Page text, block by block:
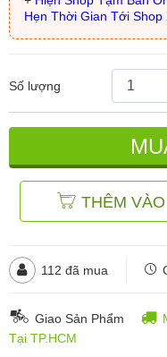
Hẹn Thời Gian Tới Shop
Số lượng
THÊM
112 đã mua
Giao Sản Phẩm
Tại TP.HCM